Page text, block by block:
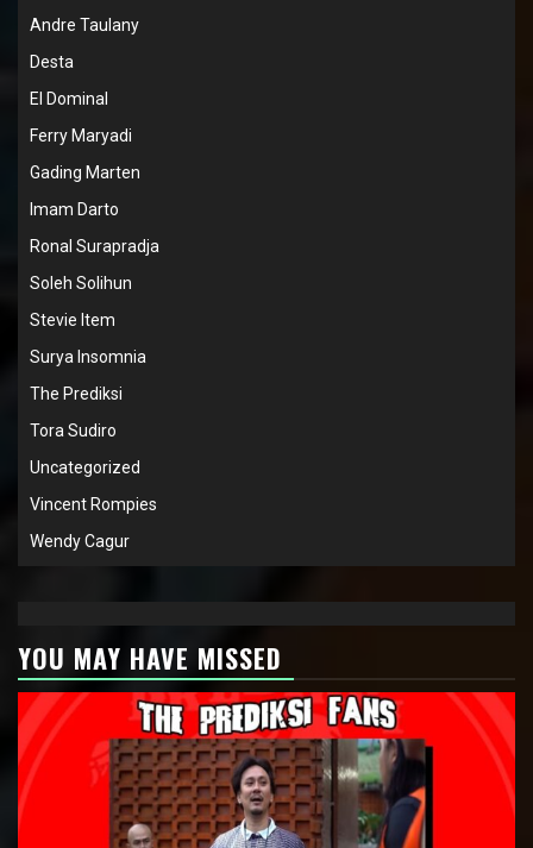
Andre Taulany
Desta
El Dominal
Ferry Maryadi
Gading Marten
Imam Darto
Ronal Surapradja
Soleh Solihun
Stevie Item
Surya Insomnia
The Prediksi
Tora Sudiro
Uncategorized
Vincent Rompies
Wendy Cagur
YOU MAY HAVE MISSED